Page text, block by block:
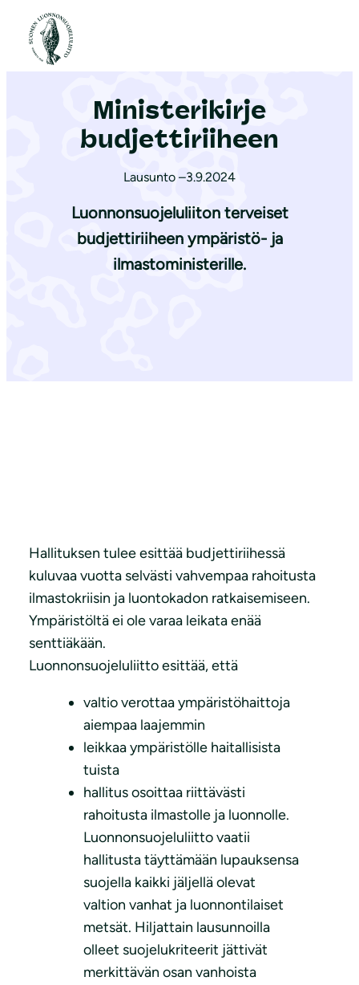
Etusivu
Ministerikirje
budjettiriiheen
Lausunto –3.9.2024
Luonnonsuojeluliiton terveiset
budjettiriiheen ympäristö- ja
ilmastoministerille.
Hallituksen tulee esittää budjettiriihessä
kuluvaa vuotta selvästi vahvempaa rahoitusta
ilmastokriisin ja luontokadon ratkaisemiseen.
Ympäristöltä ei ole varaa leikata enää
senttiäkään.
Luonnonsuojeluliitto esittää, että
valtio verottaa ympäristöhaittoja
aiempaa laajemmin
leikkaa ympäristölle haitallisista
tuista
hallitus osoittaa riittävästi
rahoitusta ilmastolle ja luonnolle.
Luonnonsuojeluliitto vaatii
hallitusta täyttämään lupauksensa
suojella kaikki jäljellä olevat
valtion vanhat ja luonnontilaiset
metsät. Hiljattain lausunnoilla
olleet suojelukriteerit jättivät
merkittävän osan vanhoista